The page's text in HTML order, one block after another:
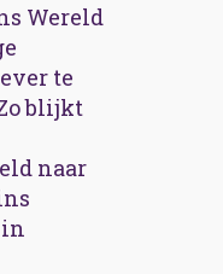
Wereld
te
blijkt
naar
in